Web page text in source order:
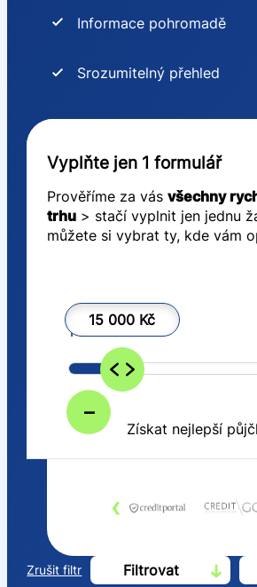
Informace pohromadě
Srozumitelný přehled
Vyplňte jen 1 formulář
Prověříme za vás všechny
trhu> stačí vyplnit jen jednu
můžete si vybrat ty, kde vám
15 000 Kč
–
1 000 Kč
Získat nejlepší
‹
Zrušit filtr Filtrovat